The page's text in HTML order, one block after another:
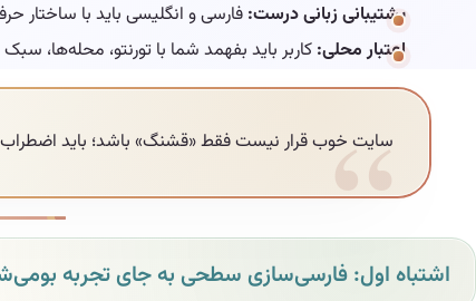
پشتیبانی زبانی درست: فارسی و انگلیسی باید با ساختار
اعتبار محلی: کاربر باید بفهمد شما با تورنتو،
سایت خوب قرار نیست فقط «قشنگ» باشد؛ باید اضطراب
اشتباه اول: فارسی‌سازی سطحی به جای تجربه